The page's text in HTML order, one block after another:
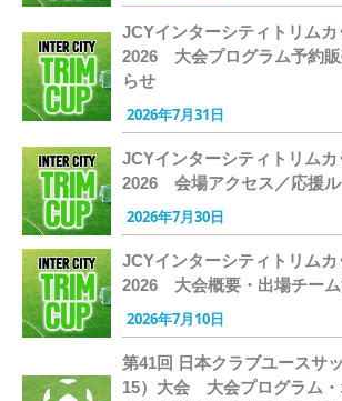
JCYインターシティトリムカ
2026 大会プログラム予約
らせ
2026年7月31日
JCYインターシティトリムカ
2026 会場アクセス／応援ル
2026年7月30日
JCYインターシティトリムカ
2026 大会概要・出場チー
2026年7月10日
第41回 日本クラブユースサ
15）大会 大会プログラム・